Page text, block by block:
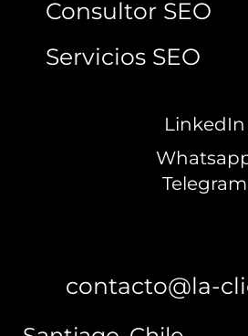
Consultor SEO
Servicios SEO
LinkedIn
Telegram
contacto@la-